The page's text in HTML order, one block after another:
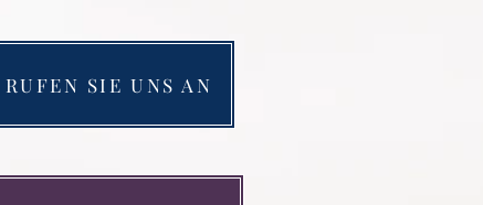
RUFEN SIE UNS AN